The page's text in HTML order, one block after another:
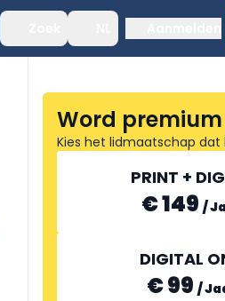
Word
Kies het lidmaatschap dat
PRINT +
€ 149 /
DIGITAL
€ 99 /